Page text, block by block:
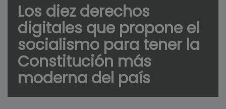
Los diez derechos
digitales que propone el
socialismo para tener la
Constitución más
moderna del país